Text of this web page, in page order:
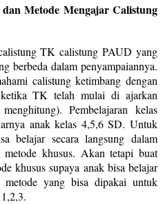
Metode Mengajar Calistung
TK calistung PAUD yang
berbeda dalam penyampaiannya.
calistung ketimbang dengan
TK telah mulai di ajarkan
Pembelajaran kelas
anak kelas 4,5,6 SD. Untuk
belajar secara langsung dalam
khusus. Akan tetapi buat
khusus supaya anak bisa belajar
yang bisa dipakai untuk